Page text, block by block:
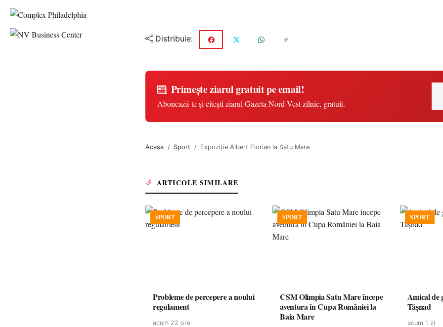
Distribuie:
Primește ziarul gratuit pe email!
Abonează-te și citești ziarul Gazeta Nord-Vest zilnic, gratuit.
Acasa Sport Expoziţie Albert Florian la Satu Mare
ARTICOLE SIMILARE
SPORT
Probleme de percepere a noului
regulament
acum 22 ore
SPORT
CSM Olimpia Satu Mare începe
aventura în Cupa României la
Baia Mare
SPORT
Amical de
Tășnad
acum 1 zi